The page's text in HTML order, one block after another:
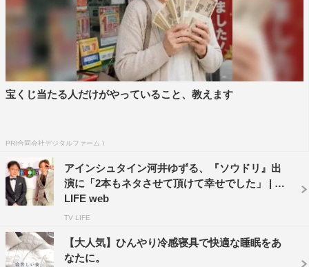
宝くじ当たる人だけがやっていること、教えます
PR(合同会社デジタルファーム )
アインシュタイン河井ゆずる、『ソウドリ』出
演に「2本もネタさせて頂けて幸せでした」 | TV
LIFE web
TV LIFE
【大人気】ひんやり冷感寝具で快適な睡眠をあ
なたに。